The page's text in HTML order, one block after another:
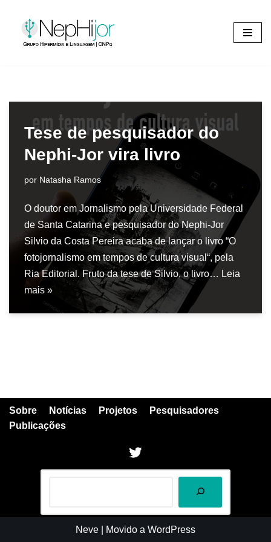
Pular
Tese de pesquisador do
Nephi-Jor vira livro
por Natasha Ramos
O doutor em Jornalismo pela Universidade Federal
de Santa Catarina e pesquisador do Nephi-Jor
Silvio da Costa Pereira acaba de lançar o livro “O
fotojornalismo em tempos de cultura visual“, pela
Ria Editorial. Fruto da tese de Silvio, o livro… Leia
mais »
Sobre Notícias Projetos
Pesquisadores
Publicações
Neve | Movido a WordPress